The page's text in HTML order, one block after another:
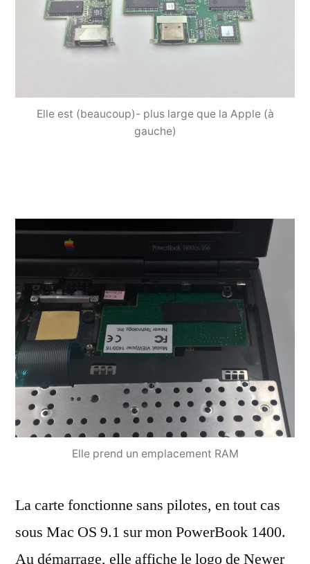
Elle est (beaucoup)- plus large que la Apple (à
gauche)
Elle prend un emplacement RAM
La carte fonctionne sans pilotes, en tout cas
sous Mac OS 9.1 sur mon PowerBook 1400.
Au démarrage, elle affiche le logo de Newer